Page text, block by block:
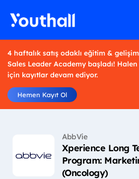
4 haftalık satış odaklı eğitim &
Sales Leader Academy başladı!
için kayıtlar devam ediyor.
Hemen Kayıt Ol
AbbVie
Xperience Long
Program:
(Oncology)